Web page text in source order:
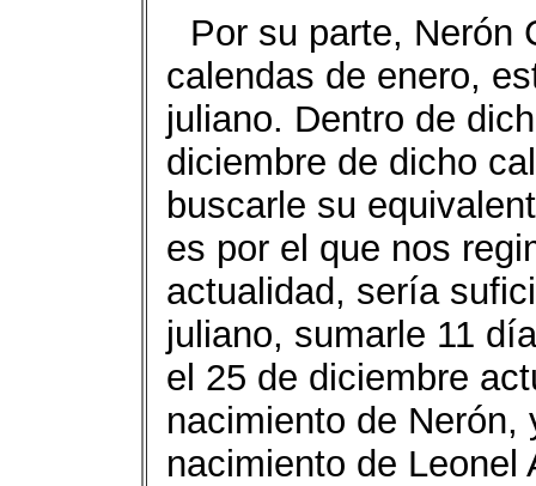
Por su parte, Nerón
calendas de enero,
juliano. Dentro de
diciembre de dicho
buscarle su
es por el que nos
actualidad, sería
juliano, sumarle 11
el 25 de diciembre
nacimiento de
nacimiento de Leonel